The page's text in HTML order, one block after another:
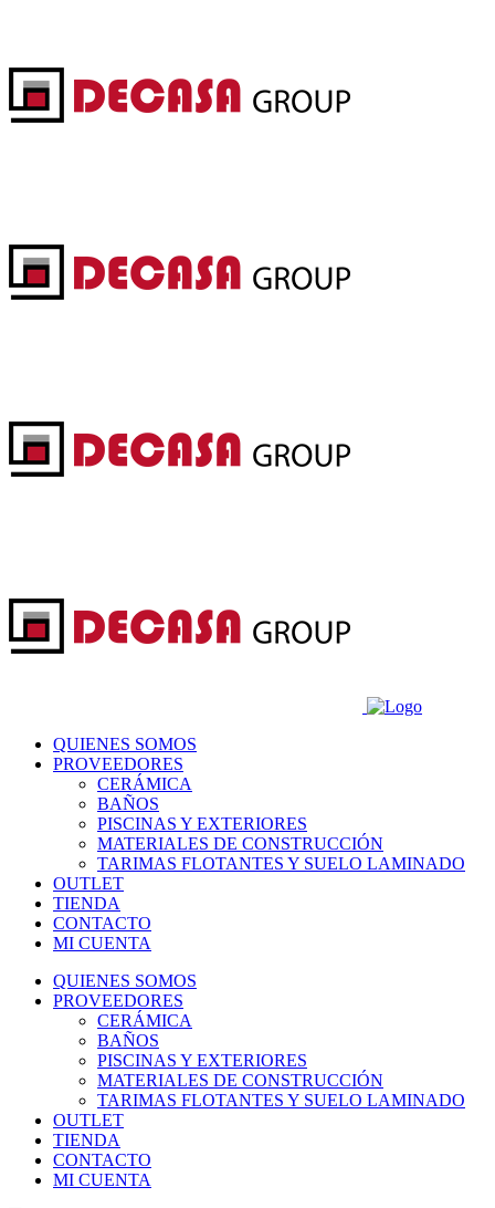
QUIENES SOMOS
PROVEEDORES
CERÁMICA
BAÑOS
PISCINAS Y EXTERIORES
MATERIALES DE CONSTRUCCIÓN
TARIMAS FLOTANTES Y SUELO LAMINADO
OUTLET
TIENDA
CONTACTO
MI CUENTA
QUIENES SOMOS
PROVEEDORES
CERÁMICA
BAÑOS
PISCINAS Y EXTERIORES
MATERIALES DE CONSTRUCCIÓN
TARIMAS FLOTANTES Y SUELO LAMINADO
OUTLET
TIENDA
CONTACTO
MI CUENTA